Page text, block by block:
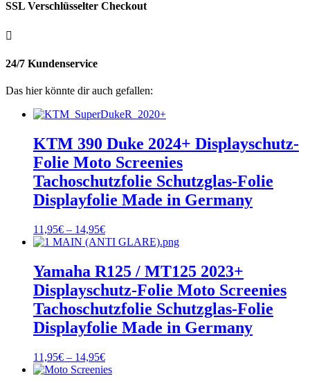
SSL Verschlüsselter Checkout

24/7 Kundenservice
Das hier könnte dir auch gefallen:
KTM 390 Duke 2024+ Displayschutz-
Folie Moto Screenies
Tachoschutzfolie Schutzglas-Folie
Displayfolie Made in Germany
11,95€ – 14,95€Preisspanne:
11,95€
14,95€
Yamaha R125 / MT125 2023+
Displayschutz-Folie Moto Screenies
Tachoschutzfolie Schutzglas-Folie
Displayfolie Made in Germany
11,95€ – 14,95€Preisspanne:
11,95€